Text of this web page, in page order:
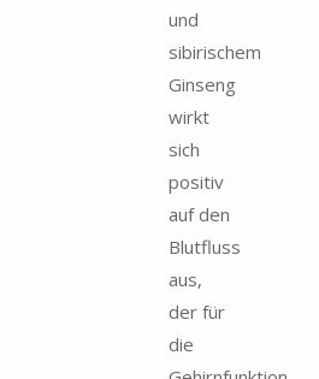
und
sibirischem
Ginseng
wirkt
sich
positiv
auf den
Blutfluss
aus,
der für
die